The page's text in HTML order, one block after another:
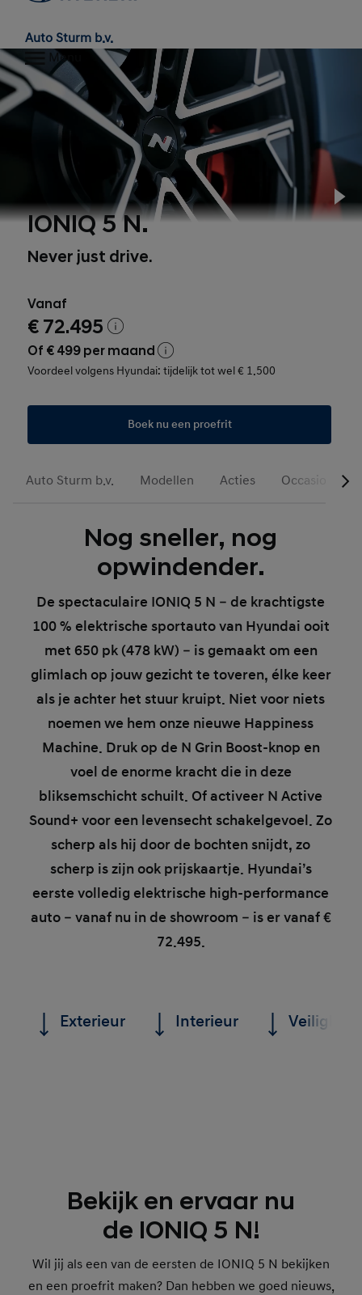
Auto Sturm b.v.
Menu
IONIQ 5 N.
Never just drive.
Vanaf
€ 72.495
Of € 499 per maand
Voordeel volgens Hyundai: tijdelijk tot wel € 1.500
Boek nu een proefrit
Auto Sturm b.v. Modellen Acties Occasions
Nog sneller, nog
opwindender.
De spectaculaire IONIQ 5 N – de krachtigste
100 % elektrische sportauto van Hyundai ooit
met 650 pk (478 kW) – is gemaakt om een
glimlach op jouw gezicht te toveren, élke keer
als je achter het stuur kruipt. Niet voor niets
noemen we hem onze nieuwe Happiness
Machine. Druk op de N Grin Boost-knop en
voel de enorme kracht die in deze
bliksemschicht schuilt. Of activeer N Active
Sound+ voor een levensecht schakelgevoel. Zo
scherp als hij door de bochten snijdt, zo
scherp is zijn ook prijskaartje. Hyundai’s
eerste volledig elektrische high-performance
auto – vanaf nu in de showroom – is er vanaf €
72.495.
Exterieur Interieur Veiligheid
Bekijk en ervaar nu
de IONIQ 5 N!
Wil jij als een van de eersten de IONIQ 5 N bekijken
en een proefrit maken? Dan hebben we goed nieuws,